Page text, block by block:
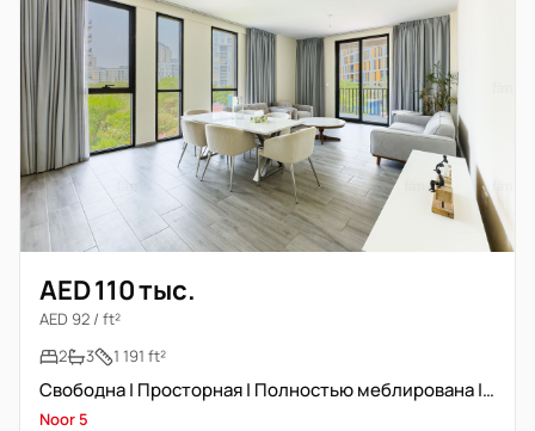
AED 110 тыс.
AED 92 / ft²
2
3 1 191 ft²
Свободна | Просторная | Полностью меблирована | 4 платежа
Noor 5